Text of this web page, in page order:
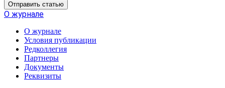
Отправить статью
О журнале
О журнале
Условия публикации
Редколлегия
Партнеры
Документы
Реквизиты